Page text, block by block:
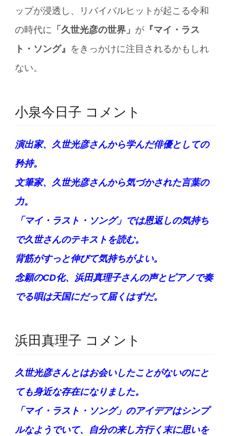
ップが浸透し、リバイバルヒットが起こる令和
の時代に 「久世光彦の世界」 が 『マイ・ラス
ト・ソング』 をきっかけに注目されるかもしれ
ない。
小泉今日子 コメント
演出家、久世光彦さんから学んだ俳優としての
矜持。
文筆家、久世光彦さんから気づかされた言葉の
力。
「マイ・ラスト・ソング」では恩返しの気持ち
で久世さんのテキストを読む。
背筋がすっと伸びて気持ちがよい。
念願のCD化、浜田真理子さんの声とピアノで奏
でる唄は天国にだって届くはずだ。
浜田真理子 コメント
久世光彦さんとはお会いしたことがないのにと
ても身近な存在になりました。
「マイ・ラスト・ソング」のアイデアはシンプ
ルなようでいて、自分の来し方行く末に思いを